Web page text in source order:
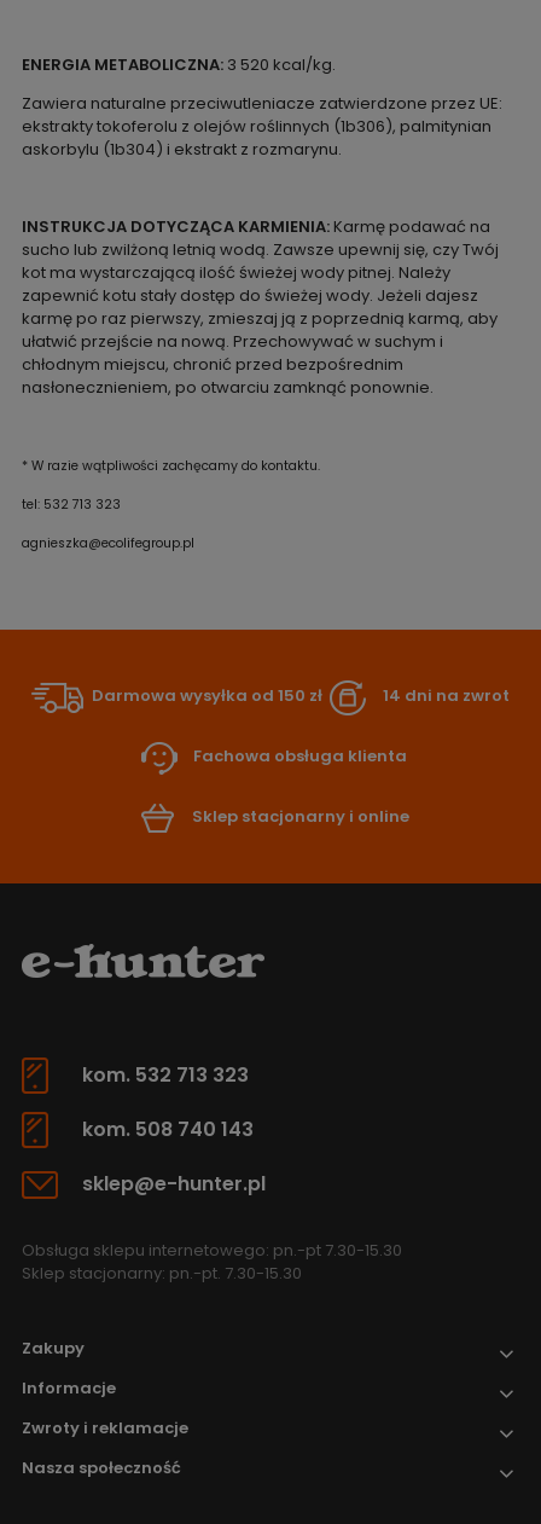
ENERGIA METABOLICZNA:3 520 kcal/kg.
Zawiera naturalne przeciwutleniacze zatwierdzone przez UE:
ekstrakty tokoferolu z olejów roślinnych (1b306), palmitynian
askorbylu (1b304) i ekstrakt z rozmarynu.
INSTRUKCJA DOTYCZĄCA KARMIENIA:Karmę podawać na
sucho lub zwilżoną letnią wodą. Zawsze upewnij się, czy Twój
kot ma wystarczającą ilość świeżej wody pitnej. Należy
zapewnić kotu stały dostęp do świeżej wody. Jeżeli dajesz
karmę po raz pierwszy, zmieszaj ją z poprzednią karmą, aby
ułatwić przejście na nową. Przechowywać w suchym i
chłodnym miejscu, chronić przed bezpośrednim
nasłonecznieniem, po otwarciu zamknąć ponownie.
* W razie wątpliwości zachęcamy do kontaktu.
tel: 532 713 323
agnieszka@ecolifegroup.pl
Darmowa wysyłka od 150 zł 14 dni na zwrot
Fachowa obsługa klienta
Sklep stacjonarny i online
kom. 532 713 323
kom. 508 740 143
sklep@e-hunter.pl
Obsługa sklepu internetowego: pn.-pt 7.30-15.30
Sklep stacjonarny: pn.-pt. 7.30-15.30
Zakupy
Informacje
Zwroty i reklamacje
Nasza społeczność